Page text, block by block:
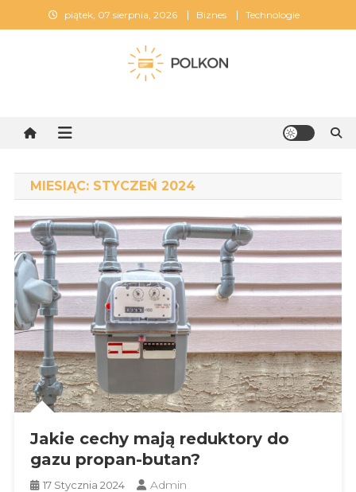
to
piątek, 07 sierpnia, 2026 Biznes Technologie
MIESIĄC: STYCZEŃ 2024
Jakie cechy mają reduktory do
gazu propan-butan?
17 Stycznia 2024 Admin